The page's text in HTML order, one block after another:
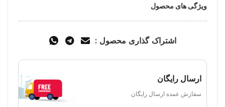
ویژگی های محصول
اشتراک گذاری محصول :
ارسال رایگان
سفارش عمده ارسال رایگان